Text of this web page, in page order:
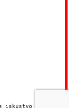
na našoj